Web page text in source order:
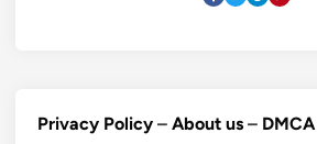
Privacy Policy – About us – DMCA